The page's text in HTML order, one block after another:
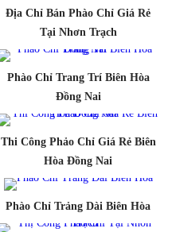
Địa Chỉ Bán Phào Chỉ Giá Rẻ
Tại Nhơn Trạch
Phào Chỉ Trang Trí Biên Hòa
Đồng Nai
Thi Công Phảo Chỉ Giá Rẻ Biên
Hòa Đồng Nai
Phào Chỉ Trảng Dài Biên Hòa